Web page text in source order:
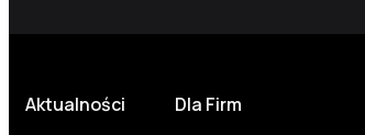
Aktualności Dla Firm